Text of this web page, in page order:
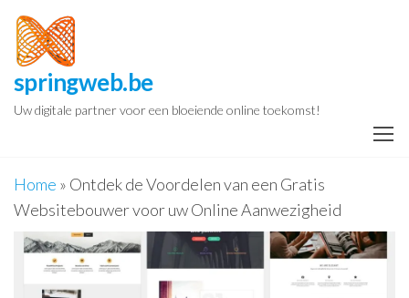
Spring
naar
de
inhoud
springweb.be
Uw digitale partner voor een bloeiende online toekomst!
Home » Ontdek de Voordelen van een Gratis
Websitebouwer voor uw Online Aanwezigheid